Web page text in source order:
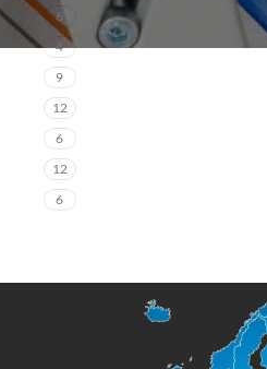
6
4
9
12
6
12
6